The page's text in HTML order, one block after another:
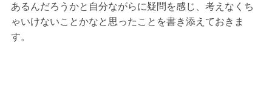
あるんだろうかと自分ながらに疑問を感じ、考えなくち
ゃいけないことかなと思ったことを書き添えておきま
す。